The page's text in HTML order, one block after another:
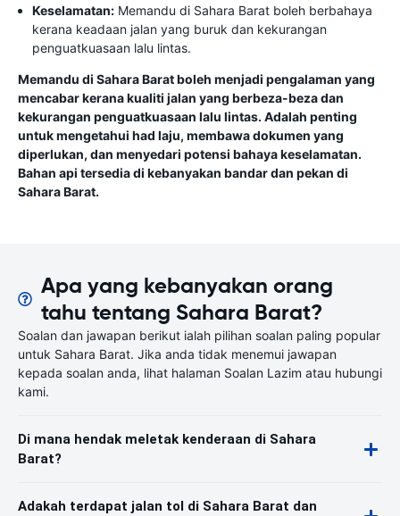
Keselamatan: Memandu di Sahara Barat boleh berbahaya
kerana keadaan jalan yang buruk dan kekurangan
penguatkuasaan lalu lintas.
Memandu di Sahara Barat boleh menjadi pengalaman yang
mencabar kerana kualiti jalan yang berbeza-beza dan
kekurangan penguatkuasaan lalu lintas. Adalah penting
untuk mengetahui had laju, membawa dokumen yang
diperlukan, dan menyedari potensi bahaya keselamatan.
Bahan api tersedia di kebanyakan bandar dan pekan di
Sahara Barat.
Apa yang kebanyakan orang
tahu tentang Sahara Barat?
Soalan dan jawapan berikut ialah pilihan soalan paling popular
untuk Sahara Barat. Jika anda tidak menemui jawapan
kepada soalan anda, lihat halaman Soalan Lazim atau hubungi
kami.
Di mana hendak meletak kenderaan di Sahara
Barat?
Adakah terdapat jalan tol di Sahara Barat dan